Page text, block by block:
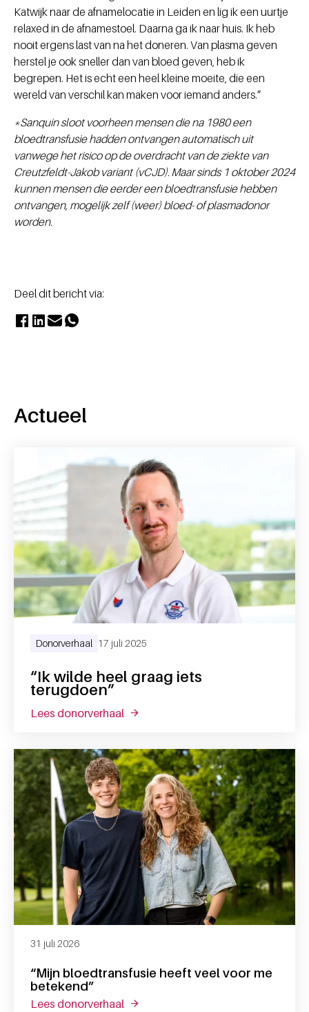
Katwijk naar de afnamelocatie in Leiden en lig ik een uurtje
relaxed in de afnamestoel. Daarna ga ik naar huis. Ik heb
nooit ergens last van na het doneren. Van plasma geven
herstel je ook sneller dan van bloed geven, heb ik
begrepen. Het is echt een heel kleine moeite, die een
wereld van verschil kan maken voor iemand anders.”
*Sanquin sloot voorheen mensen die na 1980 een
bloedtransfusie hadden ontvangen automatisch uit
vanwege het risico op de overdracht van de ziekte van
Creutzfeldt-Jakob variant (vCJD). Maar sinds 1 oktober 2024
kunnen mensen die eerder een bloedtransfusie hebben
ontvangen, mogelijk zelf (weer) bloed- of plasmadonor
worden.
Deel dit bericht via:
Actueel
“Ik wilde heel graag iets
terugdoen”
Donorverhaal 17 juli 2025
lees donorverhaal over “ik wilde heel graag iets
“Mijn bloedtransfusie heeft veel voor me
betekend”
31 juli 2026
lees donorverhaal over “mijn bloedtransfusie heeft